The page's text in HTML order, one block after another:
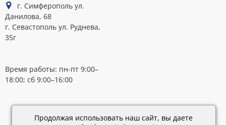
г. Симферополь ул.
Данилова, 68
г. Севастополь ул. Руднева,
35г
Время работы: пн-пт 9:00–
18:00; сб 9:00–16:00
Каталог
28.02.2019
Продолжая использовать наш сайт, вы даете